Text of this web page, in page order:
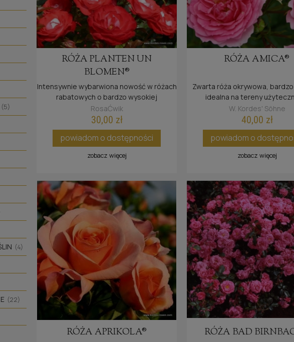
(5)
(4)
(22)
RÓŻA PLANTEN UN
BLOMEN®
Intensywnie wybarwiona nowość w różach
rabatowych o bardzo wysokiej
zdrowotności liści. Należy do serii
RigoRosen?. W 2009 r. uhonorowana
certyfikatem ADR.
RosaĆwik
30,00 zł
powiadom o dostępności
zobacz więcej
RÓŻA AMICA®
Zwarta róża okrywowa,
idealna na tereny
publicznej.
W. Kordes' Söhne
40,00 zł
powiadom o
zobacz więcej
RÓŻA APRIKOLA® RÓŻA BAD